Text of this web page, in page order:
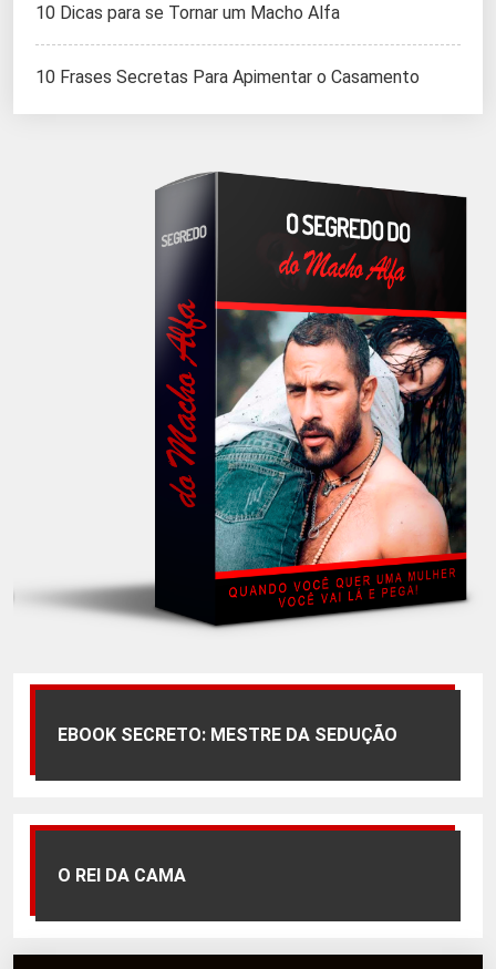
10 Dicas para se Tornar um Macho Alfa
10 Frases Secretas Para Apimentar o Casamento
EBOOK SECRETO: MESTRE DA SEDUÇÃO
O REI DA CAMA